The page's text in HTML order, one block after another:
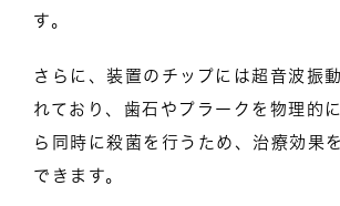
す。
さらに、装置のチップには超音波振
れており、歯石やプラークを物理的
ら同時に殺菌を行うため、治療効果
できます。